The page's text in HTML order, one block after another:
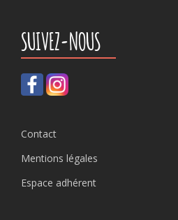
SUIVEZ-NOUS
Contact
Mentions légales
Espace adhérent